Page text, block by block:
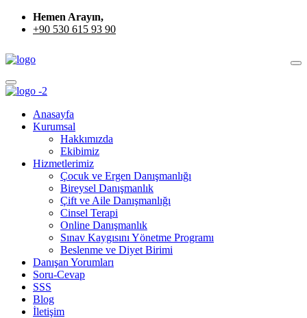
Hemen Arayın,
+90 530 615 93 90
Anasayfa
Kurumsal
Hakkımızda
Ekibimiz
Hizmetlerimiz
Çocuk ve Ergen Danışmanlığı
Bireysel Danışmanlık
Çift ve Aile Danışmanlığı
Cinsel Terapi
Online Danışmanlık
Sınav Kaygısını Yönetme Programı
Beslenme ve Diyet Birimi
Danışan Yorumları
Soru-Cevap
SSS
Blog
İletişim